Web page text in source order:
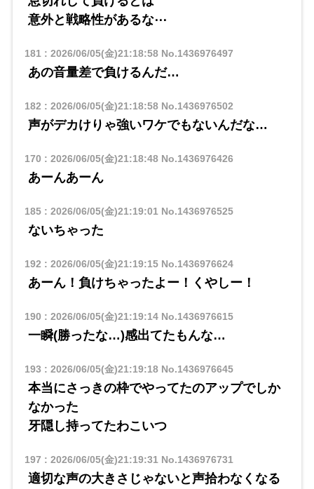
意外と戦略性があるな⋯
181 : 2026/06/05(金)21:18:58No.1436976497
あの音量差で負けるんだ…
182 : 2026/06/05(金)21:18:58No.1436976502
声がデカけりゃ強いワケでもないんだな…
170 : 2026/06/05(金)21:18:48No.1436976426
あーんあーん
185: 2026/06/05(金)21:19:01 No.1436976525
ないちゃった
192 : 2026/06/05(金)21:19:15No.1436976624
あーん！負けちゃったよー！くやしー！
190 : 2026/06/05(金)21:19:14No.1436976615
一瞬(勝ったな…)感出てたもんな…
193 : 2026/06/05(金)21:19:18No.1436976645
本当にさっきの枠でやってたのアップでしか
なかった
牙隠し持ってたわこいつ
197 : 2026/06/05(金)21:19:31 No.1436976731
適切な声の大きさじゃないと声拾わなくなる